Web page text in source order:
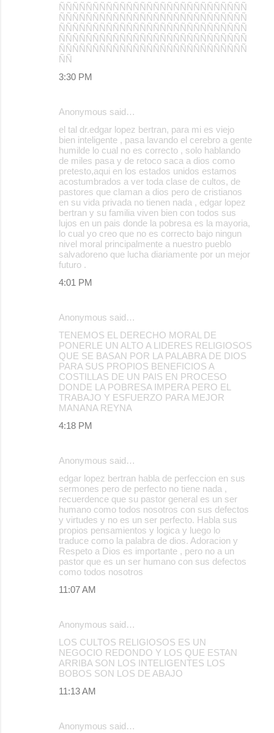
ÑÑÑÑÑÑÑÑÑÑÑÑÑÑÑÑÑÑÑÑÑÑÑÑÑÑÑÑ
ÑÑÑÑÑÑÑÑÑÑÑÑÑÑÑÑÑÑÑÑÑÑÑÑÑÑÑÑ
ÑÑÑÑÑÑÑÑÑÑÑÑÑÑÑÑÑÑÑÑÑÑÑÑÑÑÑÑ
ÑÑÑÑÑÑÑÑÑÑÑÑÑÑÑÑÑÑÑÑÑÑÑÑÑÑÑÑ
ÑÑÑÑÑÑÑÑÑÑÑÑÑÑÑÑÑÑÑÑÑÑÑÑÑÑÑÑ
ÑÑ
3:30 PM
Anonymous said…
el tal dr.edgar lopez bertran, para mi es viejo
bien inteligente , pasa lavando el cerebro a gente
humilde lo cual no es correcto , solo hablando
de miles pasa y de retoco saca a dios como
pretesto,aqui en los estados unidos estamos
acostumbrados a ver toda clase de cultos, de
pastores que claman a dios pero de cristianos
en su vida privada no tienen nada , edgar lopez
bertran y su familia viven bien con todos sus
lujos en un pais donde la pobresa es la mayoria,
lo cual yo creo que no es correcto bajo ningun
nivel moral principalmente a nuestro pueblo
salvadoreno que lucha diariamente por un mejor
futuro .
4:01 PM
Anonymous said…
TENEMOS EL DERECHO MORAL DE
PONERLE UN ALTO A LIDERES RELIGIOSOS
QUE SE BASAN POR LA PALABRA DE DIOS
PARA SUS PROPIOS BENEFICIOS A
COSTILLAS DE UN PAIS EN PROCESO
DONDE LA POBRESA IMPERA PERO EL
TRABAJO Y ESFUERZO PARA MEJOR
MANANA REYNA
4:18 PM
Anonymous said…
edgar lopez bertran habla de perfeccion en sus
sermones pero de perfecto no tiene nada ,
recuerdence que su pastor general es un ser
humano como todos nosotros con sus defectos
y virtudes y no es un ser perfecto. Habla sus
propios pensamientos y logica y luego lo
traduce como la palabra de dios. Adoracion y
Respeto a Dios es importante , pero no a un
pastor que es un ser humano con sus defectos
como todos nosotros
11:07 AM
Anonymous said…
LOS CULTOS RELIGIOSOS ES UN
NEGOCIO REDONDO Y LOS QUE ESTAN
ARRIBA SON LOS INTELIGENTES LOS
BOBOS SON LOS DE ABAJO
11:13 AM
Anonymous said…